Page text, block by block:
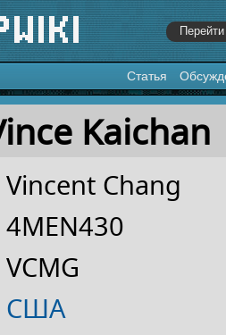
Статья
к:навигация,поиск
Kaichan
Vincent Chang
4MEN430
VCMG
США